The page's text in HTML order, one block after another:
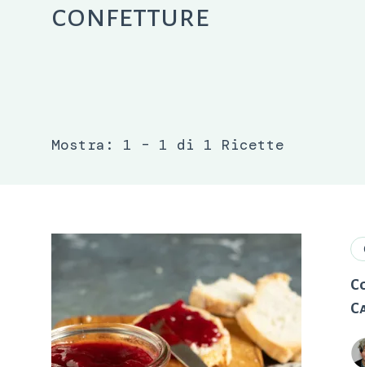
confetture
Mostra: 1 – 1 di 1 Ricette